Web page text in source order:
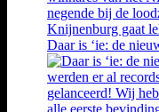
Daar is ‘ie: de